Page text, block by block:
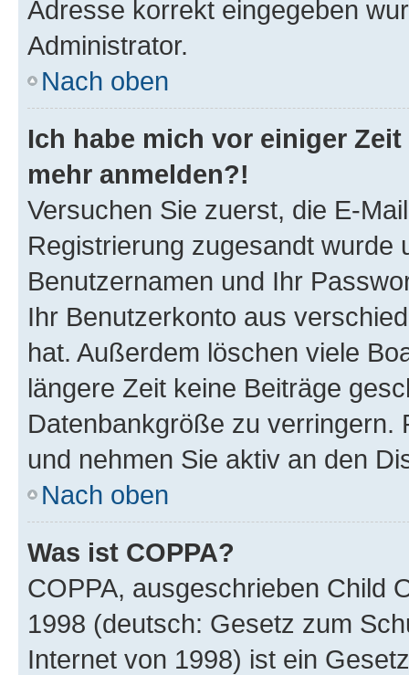
Adresse korrekt eingegeben
Administrator.
Nach oben
Ich habe mich vor einiger
mehr anmelden?!
Versuchen Sie zuerst, die E-
Registrierung zugesandt wurde
Benutzernamen und Ihr
Ihr Benutzerkonto aus
hat. Außerdem löschen viele
längere Zeit keine Beiträge
Datenbankgröße zu verringern.
und nehmen Sie aktiv an den
Nach oben
Was ist COPPA?
COPPA, ausgeschrieben Child
1998 (deutsch: Gesetz zum
Internet von 1998) ist ein